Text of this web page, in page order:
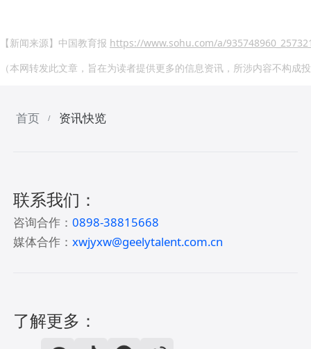
【新闻来源】中国教育报 https://www.sohu.com/a/
（本网转发此文章，旨在为读者提供更多的信息资讯，所涉内容不构
首页 / 资讯快览
联系我们：
咨询合作：0898-38815668
媒体合作：xwjyxw@geelytalent.com.cn
了解更多：